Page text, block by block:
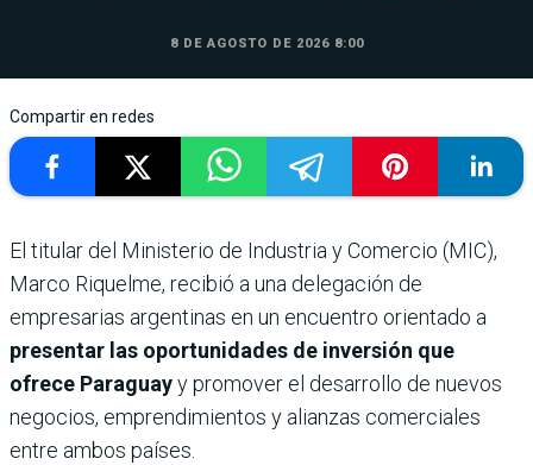
8 DE AGOSTO DE 2026 8:00
Compartir en redes
El titular del Ministerio de Industria y Comercio (MIC),
Marco Riquelme, recibió a una delegación de
empresarias argentinas en un encuentro orientado a
presentar las oportunidades de inversión que
ofrece Paraguayy promover el desarrollo de nuevos
negocios, emprendimientos y alianzas comerciales
entre ambos países.